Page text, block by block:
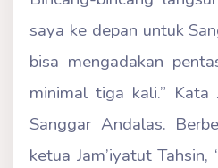
saya ke depan untuk
bisa mengadakan
minimal tiga kali.” Kata
Sanggar Andalas.
ketua Jam’iyatut